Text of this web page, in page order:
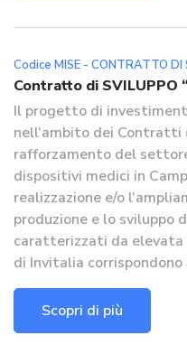
Codice MISE - CONTRATTO DI
Contratto di SVILUPPO
Il progetto di
nell’ambito dei Contratti
rafforzamento del
dispositivi medici in
realizzazione e/o
produzione e lo sviluppo
caratterizzati da elevata
di Invitalia corrispondono
Scopri di più